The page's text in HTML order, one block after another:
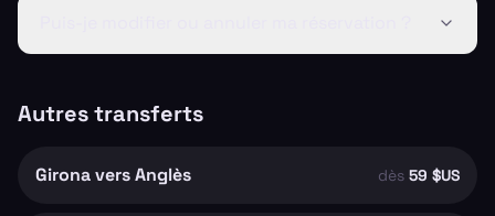
Autres transferts
Girona vers Anglès dès 59 $US